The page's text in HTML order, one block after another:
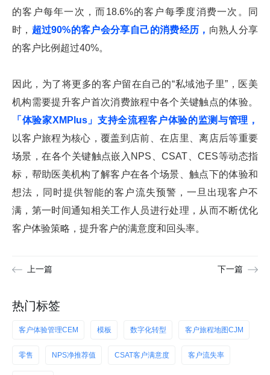
的客户每年一次，而18.6%的客户每季度消费一次。同
时， 超过90%的客户会分享自己的消费经历， 向熟人分享
的客户比例超过40%。
因此，为了将更多的客户留在自己的“私域池子里”，医美
机构需要提升客户首次消费旅程中各个关键触点的体验。
「体验家XMPlus」支持全流程客户体验的监测与管理，
以客户旅程为核心，覆盖到店前、在店里、离店后等重要
场景，在各个关键触点嵌入NPS、CSAT、CES等动态指
标，帮助医美机构了解客户在各个场景、触点下的体验和
想法，同时提供智能的客户流失预警，一旦出现客户不
满，第一时间通知相关工作人员进行处理，从而不断优化
客户体验策略，提升客户的满意度和回头率。
上一篇 下一篇
热门标签
客户体验管理CEM 模板 数字化转型 客户旅程地图CJM
零售 NPS净推荐值 CSAT客户满意度 客户流失率